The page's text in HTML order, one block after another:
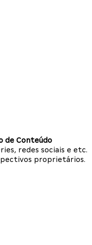
de Conteúdo
redes sociais e etc.
proprietários.